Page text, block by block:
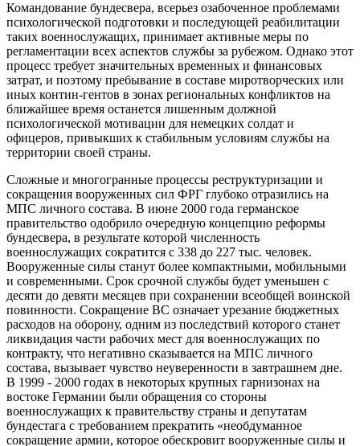
Командование бундесвера, всерьез озабоченное проблемами
психологической подготовки и последующей реабилитации
таких военнослужащих, принимает активные меры по
регламентации всех аспектов службы за рубежом. Однако этот
процесс требует значительных временных и финансовых
затрат, и поэтому пребывание в составе миротворческих или
иных контин-гентов в зонах региональных конфликтов на
ближайшее время останется лишенным должной
психологической мотивации для немецких солдат и
офицеров, привыкших к стабильным условиям службы на
территории своей страны.
Сложные и многогранные процессы реструктуризации и
сокращения вооруженных сил ФРГ глубоко отразились на
МПС личного состава. В июне 2000 года германское
правительство одобрило очередную концепцию реформы
бундесвера, в результате которой численность
военнослужащих сократится с 338 до 227 тыс. человек.
Вооруженные силы станут более компактными, мобильными
и современными. Срок срочной службы будет уменьшен с
десяти до девяти месяцев при сохранении всеобщей воинской
повинности. Сокращение ВС означает урезание бюджетных
расходов на оборону, одним из последствий которого станет
ликвидация части рабочих мест для военнослужащих по
контракту, что негативно сказывается на МПС личного
состава, вызывает чувство неуверенности в завтрашнем дне.
В 1999 - 2000 годах в некоторых крупных гарнизонах на
востоке Германии были обращения со стороны
военнослужащих к правительству страны и депутатам
бундестага с требованием прекратить «необдуманное
сокращение армии, которое обескровит вооруженные силы и